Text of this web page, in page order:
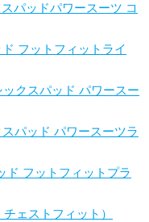
パッドパワースーツ コ
フットフィットライ
クスパッド パワースー
パッド パワースーツラ
ド フットフィットプラ
ェストフィット）